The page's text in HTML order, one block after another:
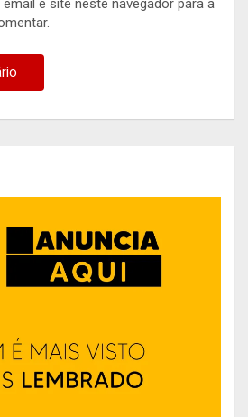
e site neste navegador para a